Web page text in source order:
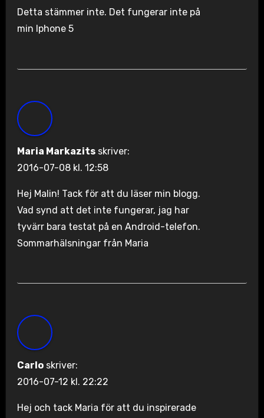
Detta stämmer inte. Det fungerar inte på
min Iphone 5
Maria Markazits skriver:
2016-07-08 kl. 12:58
Hej Malin! Tack för att du läser min blogg.
Vad synd att det inte fungerar, jag har
tyvärr bara testat på en Android-telefon.
Sommarhälsningar från Maria
Carlo skriver:
2016-07-12 kl. 22:22
Hej och tack Maria för att du inspirerade